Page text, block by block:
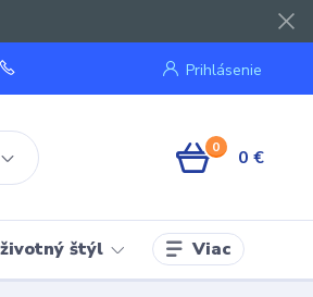
Prihlásenie
0 0 €
štýl Viac